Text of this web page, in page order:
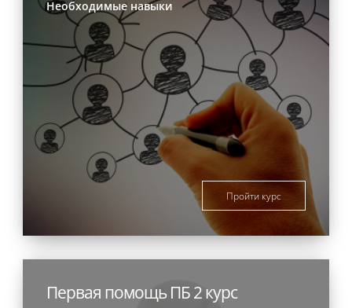
Необходимые навыки
Пройти курс
Первая помощь ПБ 2 курс